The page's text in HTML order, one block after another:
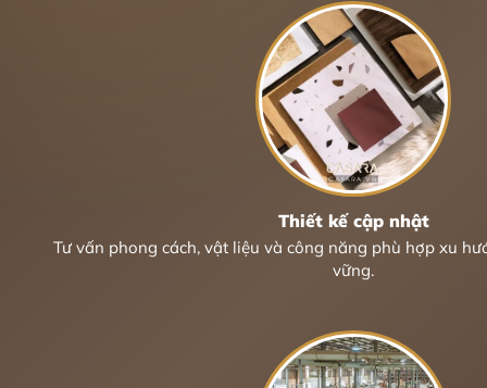
Thiết kế cập nhật
Tư vấn phong cách, vật liệu và công năng phù hợp xu
vững.